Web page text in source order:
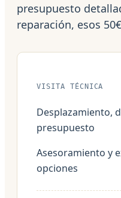
presupuesto
reparación, esos
VISITA TÉCNICA
Desplazamiento,
presupuesto
Asesoramiento y
opciones